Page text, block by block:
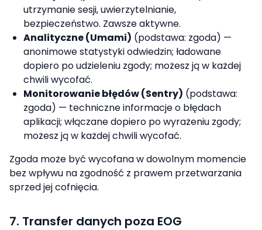
utrzymanie sesji, uwierzytelnianie,
bezpieczeństwo. Zawsze aktywne.
Analityczne (Umami) (podstawa: zgoda) —
anonimowe statystyki odwiedzin; ładowane
dopiero po udzieleniu zgody; możesz ją w każdej
chwili wycofać.
Monitorowanie błędów (Sentry) (podstawa:
zgoda) — techniczne informacje o błędach
aplikacji; włączane dopiero po wyrażeniu zgody;
możesz ją w każdej chwili wycofać.
Zgoda może być wycofana w dowolnym momencie
bez wpływu na zgodność z prawem przetwarzania
sprzed jej cofnięcia.
7. Transfer danych poza EOG